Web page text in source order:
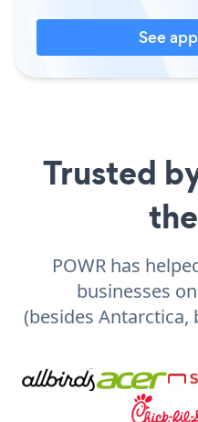
See
Trusted
POWR has
businesses
(besides Antarctica,